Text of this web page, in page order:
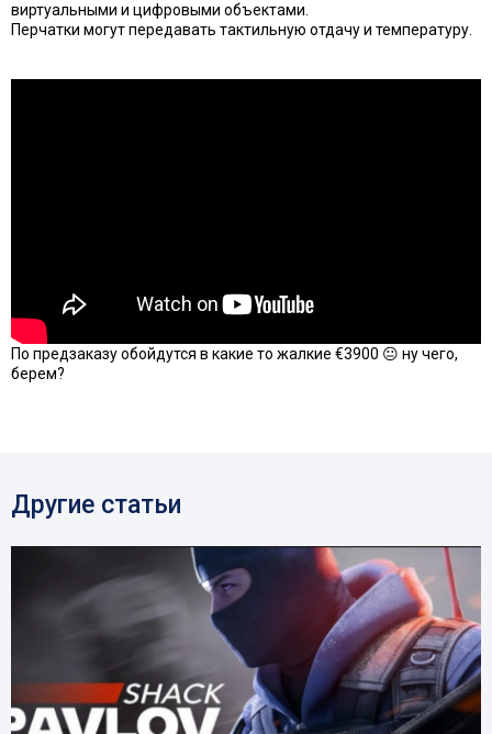
виртуальными и цифровыми объектами.
Перчатки могут передавать тактильную отдачу и температуру.
По предзаказу обойдутся в какие то жалкие €3900 😐 ну чего,
берем?
Другие статьи